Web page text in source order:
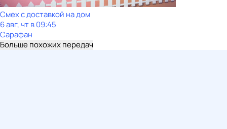
Смех с доставкой на дом
6 авг, чт в 09:45
Сарафан
Больше похожих передач